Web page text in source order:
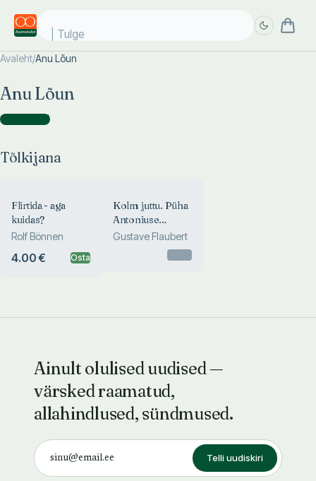
Tulge
Avaleht/Anu Lõun
Anu Lõun
Tõlkijana )
Tõlkijana
Flirtida - aga
kuidas?
Rolf Bönnen
4.00 € Osta
Kolm juttu. Püha
Antoniuse
kiusamine
Gustave Flaubert
Ainult olulised uudised —
värsked raamatud,
allahindlused, sündmused.
Telli uudiskiri